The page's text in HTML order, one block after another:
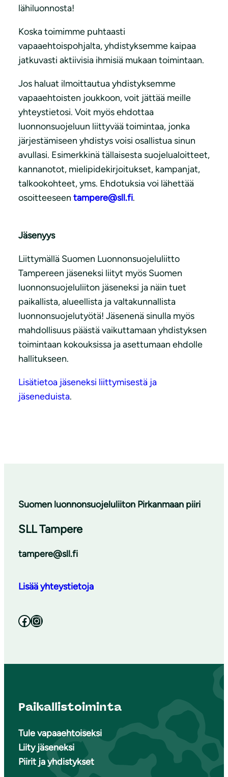
lähiluonnosta!
Koska toimimme puhtaasti
vapaaehtoispohjalta, yhdistyksemme kaipaa
jatkuvasti aktiivisia ihmisiä mukaan toimintaan.
Jos haluat ilmoittautua yhdistyksemme
vapaaehtoisten joukkoon, voit jättää meille
yhteystietosi. Voit myös ehdottaa
luonnonsuojeluun liittyvää toimintaa, jonka
järjestämiseen yhdistys voisi osallistua sinun
avullasi. Esimerkkinä tällaisesta suojelualoitteet,
kannanotot, mielipidekirjoitukset, kampanjat,
talkookohteet, yms. Ehdotuksia voi lähettää
osoitteeseen tampere@sll.fi.
Jäsenyys
Liittymällä Suomen Luonnonsuojeluliitto
Tampereen jäseneksi liityt myös Suomen
luonnonsuojeluliiton jäseneksi ja näin tuet
paikallista, alueellista ja valtakunnallista
luonnonsuojelutyötä! Jäsenenä sinulla myös
mahdollisuus päästä vaikuttamaan yhdistyksen
toimintaan kokouksissa ja asettumaan ehdolle
hallitukseen.
Lisätietoa jäseneksi liittymisestä ja
jäseneduista.
Suomen luonnonsuojeluliiton Pirkanmaan piiri
SLL Tampere
tampere@sll.fi
Lisää yhteystietoja
Facebook Instagram
Paikallistoiminta
Tule vapaaehtoiseksi
Liity jäseneksi
Piirit ja yhdistykset